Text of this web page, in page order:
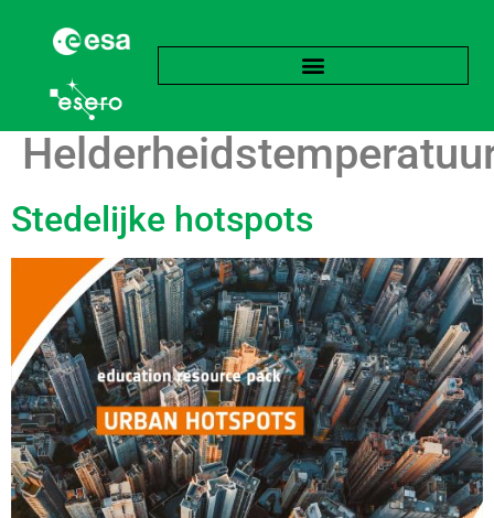
Label:
Stedelijke hotspots